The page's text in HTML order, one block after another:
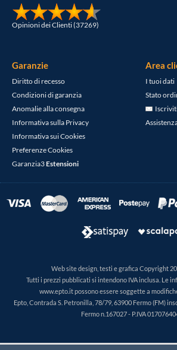
Opinioni dei Clienti (37269)
Garanzie
Diritto di recesso
Condizioni di garanzia
Anomalie alla consegna
Informativa sulla Privacy
Informativa sui Cookies
Preferenze Cookies
Garanzia3Estensioni
Area
I tuoi dati
Stato
Web site design, testi e grafica Copyright
Tutti i prezzi pubblicati si intendono IVA inclusa. Le
www.epto.it possono essere soggette a
Epto, Contrada S. Petronilla, 78/79, 63900 Fermo (FM)
Fermo n.167027 - P.IVA